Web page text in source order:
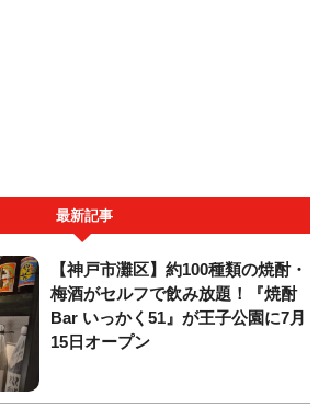
最新記事
【神戸市灘区】約100種類の焼酎・
梅酒がセルフで飲み放題！『焼酎
Bar いっかく51』が王子公園に7月
15日オープン